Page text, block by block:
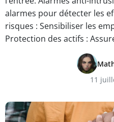
alarmes pour détecter les
risques : Sensibiliser les
Protection des actifs :
11